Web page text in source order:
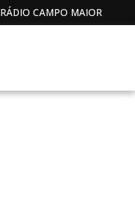
RÁDIO CAMPO MAIOR